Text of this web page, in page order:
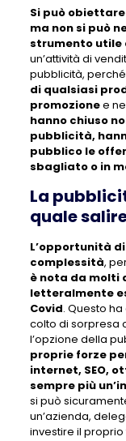
Si può
ma non si può
strumento utile
un’attività di
pubblicità, perché
di qualsiasi
promozionee
hanno chiuso
pubblicità,
pubblico le
sbagliato o in
La
quale
L’opportunità
complessità,
è nota da molti
letteralmente
Covid. Questo
colto di sorpresa
l’opzione della
proprie forze
internet, SEO,
sempre più
si può
un’azienda,
investire il